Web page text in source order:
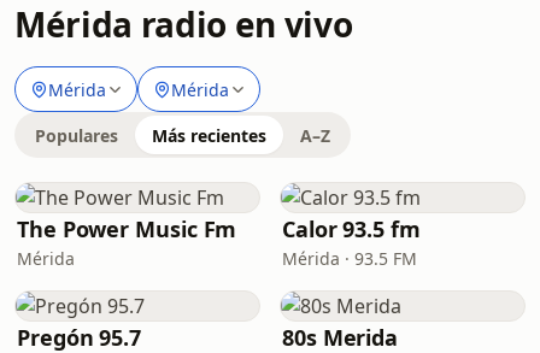
Mérida radio en vivo
Mérida Mérida
Populares Más recientes A–Z
The Power Music Fm
Mérida
Calor 93.5 fm
Mérida · 93.5 FM
Pregón 95.7 80s Merida